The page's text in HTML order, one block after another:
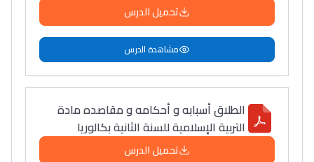
تحميل الدرس
مشاهدة الدرس
الطلاق أسبابه و أحكامه و مقاصده مادة
التربية الإسلامية للسنة الثانية بكالوريا
تحميل الدرس